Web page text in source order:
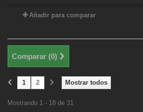
Añadir para comparar
Comparar (0)
Mostrar todos
1 2
Mostrando 1 - 18 de 31